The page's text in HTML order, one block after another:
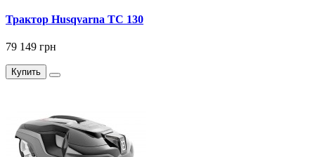
Трактор Husqvarna TС 130
79 149 грн
Купить